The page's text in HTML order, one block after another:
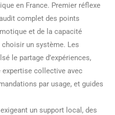
en France. Premier réflexe
complet des points
et de la capacité
choisir un système. Les
le partage d’expériences,
expertise collective avec
par usage, et guides
un support local, des